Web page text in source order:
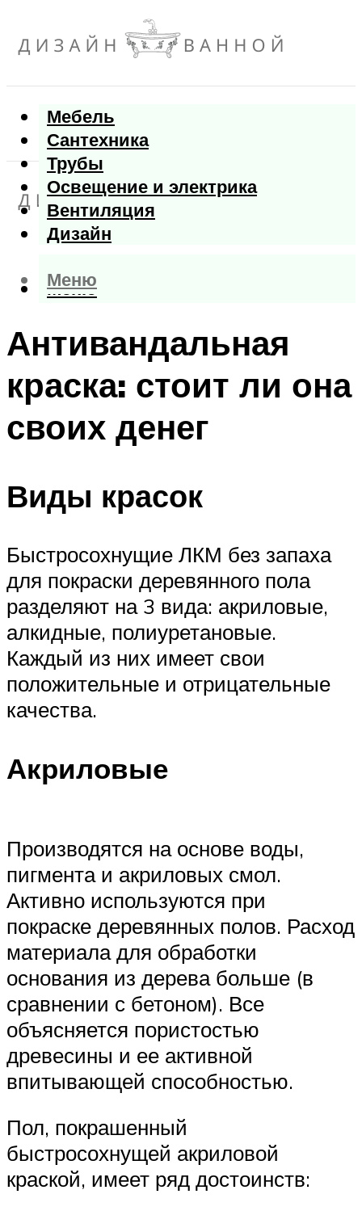
Мебель
Сантехника
Трубы
Освещение и электрика
Вентиляция
Дизайн
Меню
Меню
Антивандальная
краска: стоит ли она
своих денег
Виды красок
Быстросохнущие ЛКМ без запаха
для покраски деревянного пола
разделяют на 3 вида: акриловые,
алкидные, полиуретановые.
Каждый из них имеет свои
положительные и отрицательные
качества.
Акриловые
Производятся на основе воды,
пигмента и акриловых смол.
Активно используются при
покраске деревянных полов. Расход
материала для обработки
основания из дерева больше (в
сравнении с бетоном). Все
объясняется пористостью
древесины и ее активной
впитывающей способностью.
Пол, покрашенный
быстросохнущей акриловой
краской, имеет ряд достоинств: